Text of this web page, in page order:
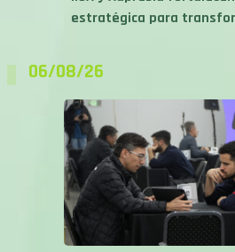
Las Rondas de Negocios y